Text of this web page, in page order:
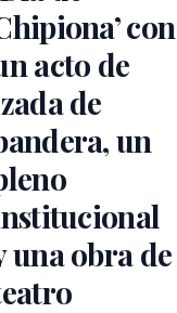
con
acto de
de
un
una obra de